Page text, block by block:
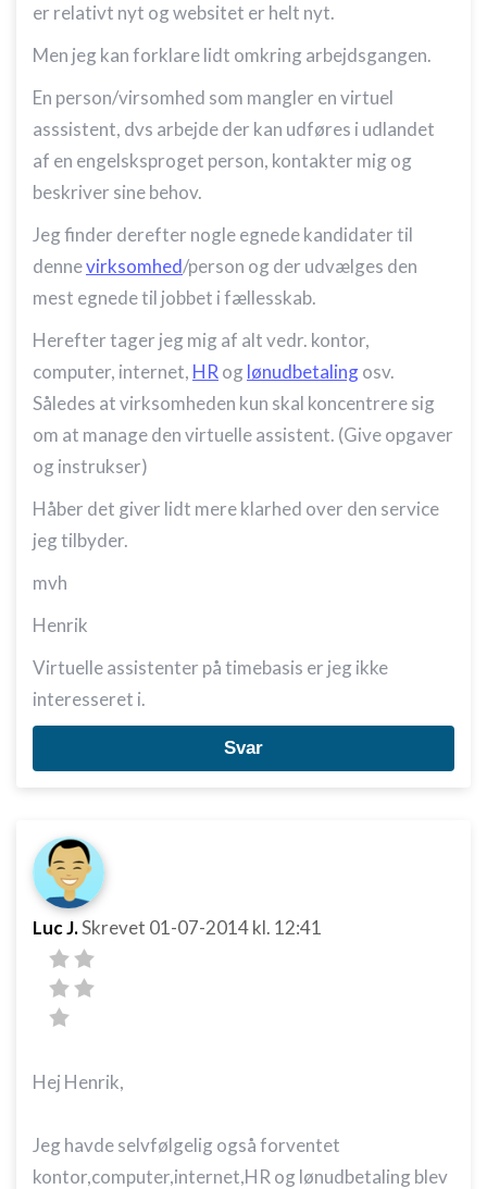
er relativt nyt og websitet er helt nyt.
Men jeg kan forklare lidt omkring arbejdsgangen.
En person/virsomhed som mangler en virtuel
asssistent, dvs arbejde der kan udføres i udlandet
af en engelsksproget person, kontakter mig og
beskriver sine behov.
Jeg finder derefter nogle egnede kandidater til
dennevirksomhed/person og der udvælges den
mest egnede til jobbet i fællesskab.
Herefter tager jeg mig af alt vedr. kontor,
computer, internet, HR og lønudbetalingosv.
Således at virksomheden kun skal koncentrere sig
om at manage den virtuelle assistent. (Give opgaver
og instrukser)
Håber det giver lidt mere klarhed over den service
jeg tilbyder.
mvh
Henrik
Virtuelle assistenter på timebasis er jeg ikke
interesseret i.
Svar
Luc J.Skrevet 01-07-2014kl. 12:41
Hej Henrik,
Jeg havde selvfølgelig også forventet
kontor,computer,internet,HR og lønudbetaling blev